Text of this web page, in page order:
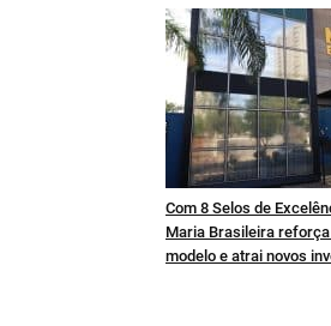
Com 8 Selos de
Maria Brasileira
modelo e atrai novos